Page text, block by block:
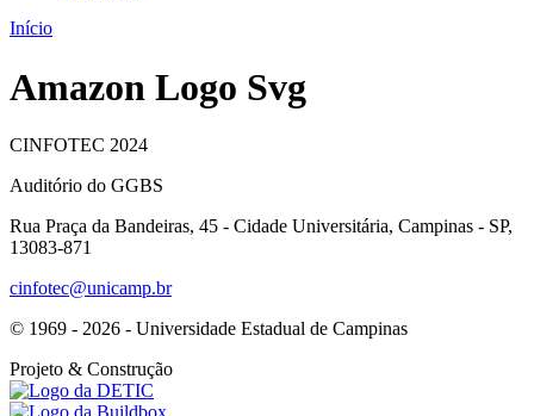
Início
Amazon Logo Svg
CINFOTEC 2024
Auditório do GGBS
Rua Praça da Bandeiras, 45 - Cidade Universitária, Campinas - SP,
13083-871
cinfotec@unicamp.br
© 1969 - 2026 - Universidade Estadual de Campinas
Projeto & Construção